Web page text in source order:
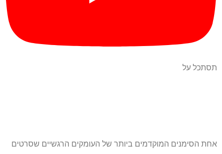
תסתכל על
אחת הסימנים המוקדמים ביותר של העומקים הרגשיים שסרטים